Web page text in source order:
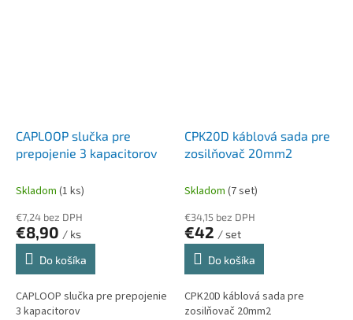
CAPLOOP slučka pre
prepojenie 3 kapacitorov
Skladom (1 ks)
€7,24 bez DPH
€8,90 / ks
Do košíka
CAPLOOP slučka pre prepojenie
3 kapacitorov
CPK20D káblová sada pre
zosilňovač 20mm2
Skladom (7 set)
€34,15 bez DPH
€42 / set
Do košíka
CPK20D káblová sada pre
zosilňovač 20mm2